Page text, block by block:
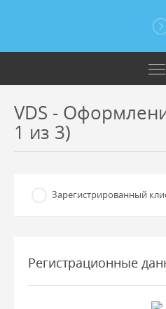
VDS -
1 из 3)
Зарегистрированный
Регистрационные